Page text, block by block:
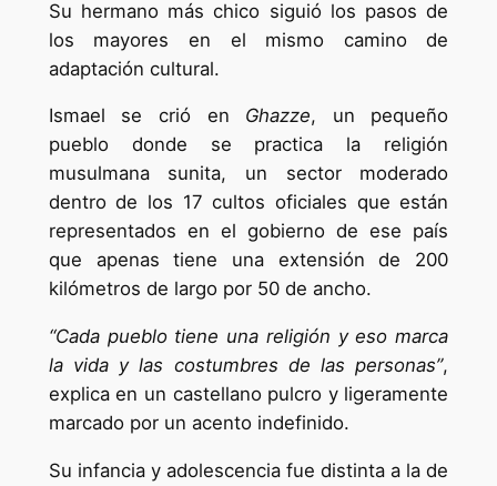
Su hermano más chico siguió los pasos de
los mayores en el mismo camino de
adaptación cultural.
Ismael se crió en Ghazze, un pequeño
pueblo donde se practica la religión
musulmana sunita, un sector moderado
dentro de los 17 cultos oficiales que están
representados en el gobierno de ese país
que apenas tiene una extensión de 200
kilómetros de largo por 50 de ancho.
“Cada pueblo tiene una religión y eso marca
la vida y las costumbres de las personas”,
explica en un castellano pulcro y ligeramente
marcado por un acento indefinido.
Su infancia y adolescencia fue distinta a la de